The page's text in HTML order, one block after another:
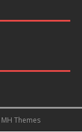
MH Themes